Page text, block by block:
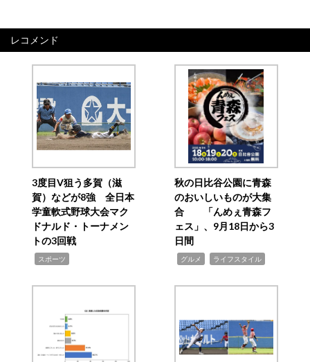
レコメンド
3度目V狙う多賀（滋
賀）などが8強 全日本
学童軟式野球大会マク
ドナルド・トーナメン
トの3回戦
スポーツ
秋の日比谷公園に青森
のおいしいものが大集
合 「んめぇ青森フ
ェス」、9月18日から3
日間
グルメ ライフスタイル